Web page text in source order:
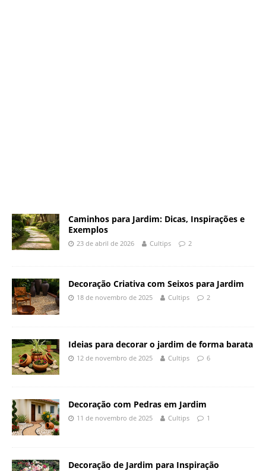
Caminhos para Jardim: Dicas, Inspirações e
Exemplos
23 de abril de 2026 Cultips 2
Decoração Criativa com Seixos para Jardim
18 de novembro de 2025 Cultips 2
Ideias para decorar o jardim de forma barata
12 de novembro de 2025 Cultips 6
Decoração com Pedras em Jardim
11 de novembro de 2025 Cultips 1
Decoração de Jardim para Inspiração